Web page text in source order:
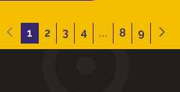
1 2 3 4 ... 8 9